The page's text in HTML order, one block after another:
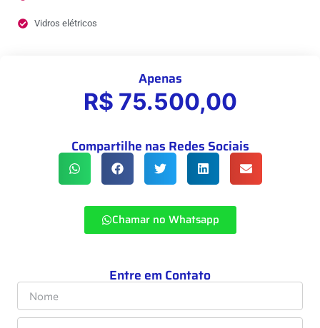
Vidros elétricos
Apenas
R$ 75.500,00
Compartilhe nas Redes Sociais
Chamar no Whatsapp
Entre em Contato